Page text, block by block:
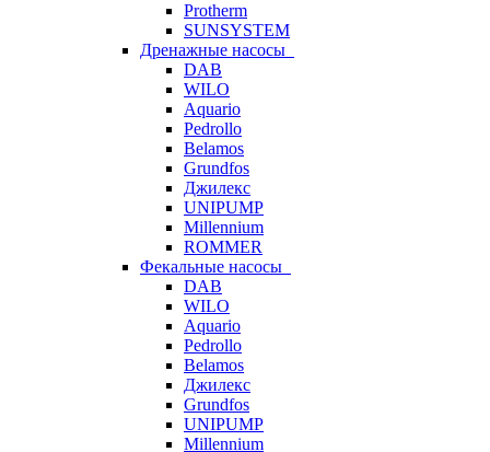
Protherm
SUNSYSTEM
Дренажные насосы
DAB
WILO
Aquario
Pedrollo
Belamos
Grundfos
Джилекс
UNIPUMP
Millennium
ROMMER
Фекальные насосы
DAB
WILO
Aquario
Pedrollo
Belamos
Джилекс
Grundfos
UNIPUMP
Millennium